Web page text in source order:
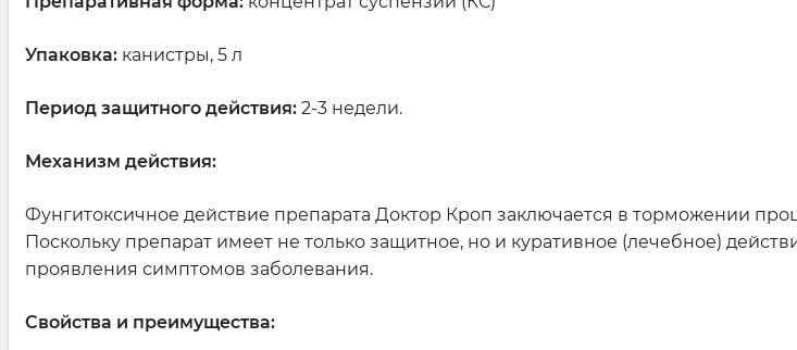
Упаковка: канистры, 5 л
Период защитного действия: 2-3 недели.
Механизм действия:
Фунгитоксичное действие препарата Доктор Кроп заключается в торможении
Поскольку препарат имеет не только защитное, но и куративное (лечебное)
проявления симптомов заболевания.
Свойства и преимущества: